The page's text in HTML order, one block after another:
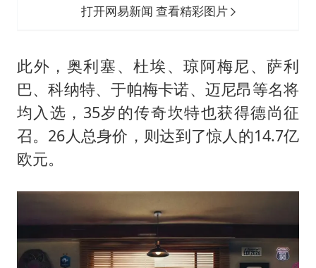
打开网易新闻 查看精彩图片
此外，奥利塞、杜埃、琼阿梅尼、萨利
巴、科纳特、于帕梅卡诺、迈尼昂等名将
均入选，35岁的传奇坎特也获得德尚征
召。26人总身价，则达到了惊人的14.7亿
欧元。